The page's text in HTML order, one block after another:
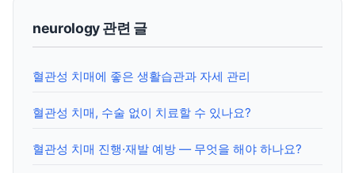
neurology 관련 글
혈관성 치매에 좋은 생활습관과 자세 관리
혈관성 치매, 수술 없이 치료할 수 있나요?
혈관성 치매 진행·재발 예방 — 무엇을 해야 하나요?